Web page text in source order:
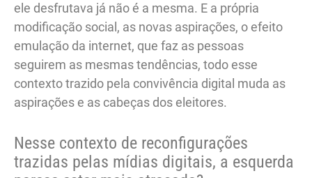
ele desfrutava já não é a mesma. E a própria
modificação social, as novas aspirações, o efeito
emulação da internet, que faz as pessoas
seguirem as mesmas tendências, todo esse
contexto trazido pela convivência digital muda as
aspirações e as cabeças dos eleitores.
Nesse contexto de reconfigurações
trazidas pelas mídias digitais, a esquerda